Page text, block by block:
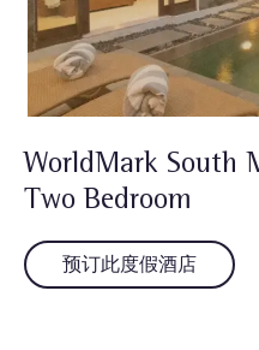
WorldMark South
Two Bedroom
预订此度假酒店